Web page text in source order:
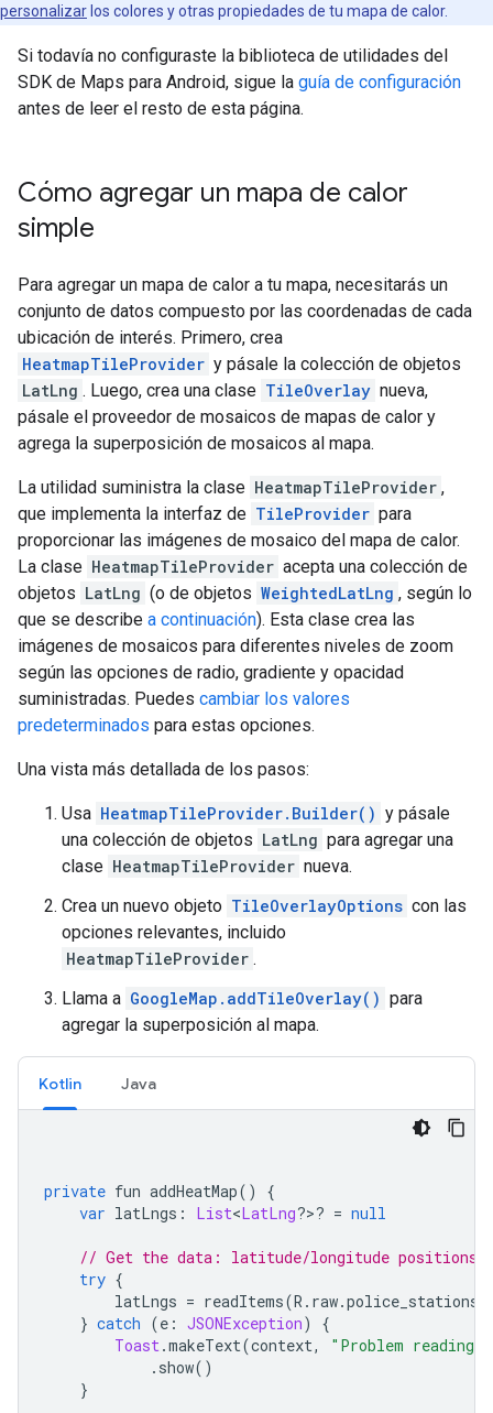
personalizar los colores y otras propiedades de tu mapa de calor.
Si todavía no configuraste la biblioteca de utilidades del
SDK de Maps para Android, sigue la guía de configuración
antes de leer el resto de esta página.
Cómo agregar un mapa de calor
simple
Para agregar un mapa de calor a tu mapa, necesitarás un
conjunto de datos compuesto por las coordenadas de cada
ubicación de interés. Primero, crea
HeatmapTileProvider y pásale la colección de objetos
LatLng . Luego, crea una clase TileOverlay nueva,
pásale el proveedor de mosaicos de mapas de calor y
agrega la superposición de mosaicos al mapa.
La utilidad suministra la clase HeatmapTileProvider ,
que implementa la interfaz de TileProvider para
proporcionar las imágenes de mosaico del mapa de calor.
La clase HeatmapTileProvider acepta una colección de
objetos LatLng (o de objetos WeightedLatLng , según lo
que se describe a continuación). Esta clase crea las
imágenes de mosaicos para diferentes niveles de zoom
según las opciones de radio, gradiente y opacidad
suministradas. Puedes cambiar los valores
predeterminados para estas opciones.
Una vista más detallada de los pasos:
Usa HeatmapTileProvider.Builder() y pásale
una colección de objetos LatLng para agregar una
clase HeatmapTileProvider nueva.
Crea un nuevo objeto TileOverlayOptions con las
opciones relevantes, incluido
HeatmapTileProvider .
Llama a GoogleMap.addTileOverlay() para
agregar la superposición al mapa.
Kotlin Java
private fun addHeatMap()
{
var latLngs : List<LatLng?>? = null
// Get the data: latitude/longitude positions
try {
latLngs = readItems(R . raw.police_stations
} catch (e : JSONException)
{
Toast.makeText(context,
"Problem
. show()
}